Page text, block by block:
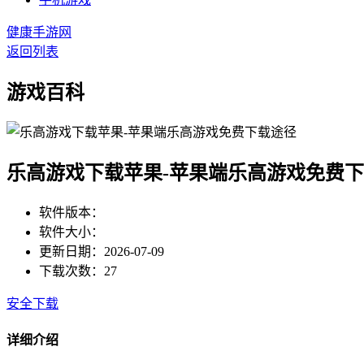
健康手游网
返回列表
游戏百科
乐高游戏下载苹果-苹果端乐高游戏免费
软件版本：
软件大小：
更新日期：2026-07-09
下载次数：27
安全下载
详细介绍